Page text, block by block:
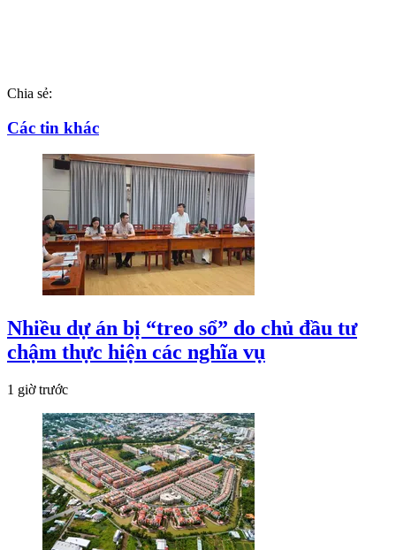
Chia sẻ:
Các tin khác
Nhiều dự án bị “treo sổ” do chủ đầu tư
chậm thực hiện các nghĩa vụ
1 giờ trước